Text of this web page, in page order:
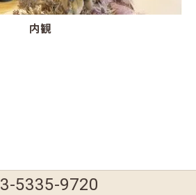
内観
5335-9720